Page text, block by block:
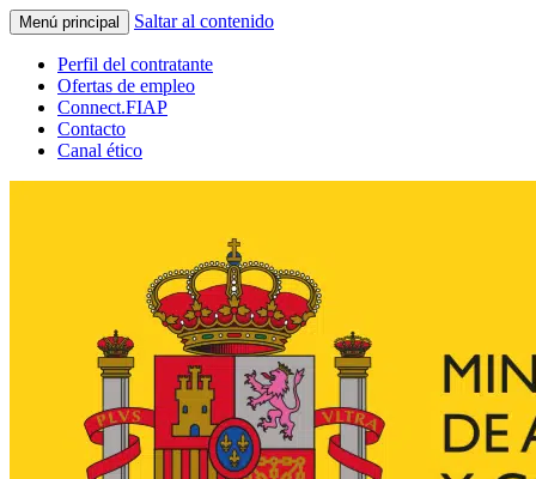
Menú principal Saltar al contenido
Perfil del contratante
Ofertas de empleo
Connect.FIAP
Contacto
Canal ético